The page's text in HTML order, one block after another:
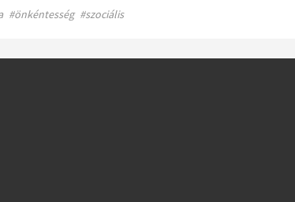
#önkéntesség #szociális